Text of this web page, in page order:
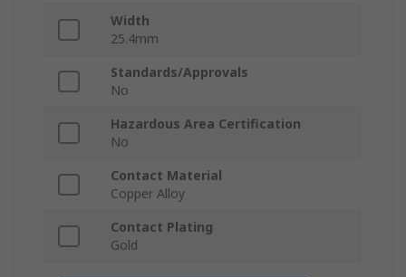
Width
25.4mm
Standards/Approvals
No
Hazardous Area Certification
No
Contact Material
Copper Alloy
Contact Plating
Gold